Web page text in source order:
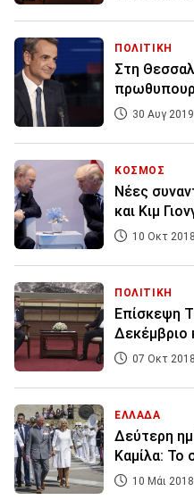
ΠΟΛΙΤΙΚΗ
Στη
30 Αυγ
ΚΟΣΜΟΣ
Nέες
και Κιμ
10 Οκτ
ΠΟΛΙΤΙΚΗ
Επίσκεψη
Δεκέμβριο
07 Οκτ
ΕΛΛΑΔΑ
Δεύτερη
Καμίλα: Το
10 Μάι